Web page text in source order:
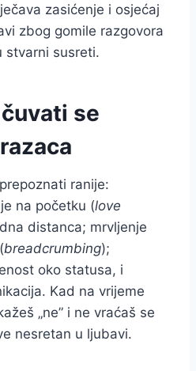
zasićenje i osjećaj
zbog gomile razgovora
stvarni susreti.
se
ranije:
na početku (love
distanca; mrvljenje
breadcrumbing);
oko statusa, i
Kad na vrijeme
„ne” i ne vraćaš se
nesretan u ljubavi.